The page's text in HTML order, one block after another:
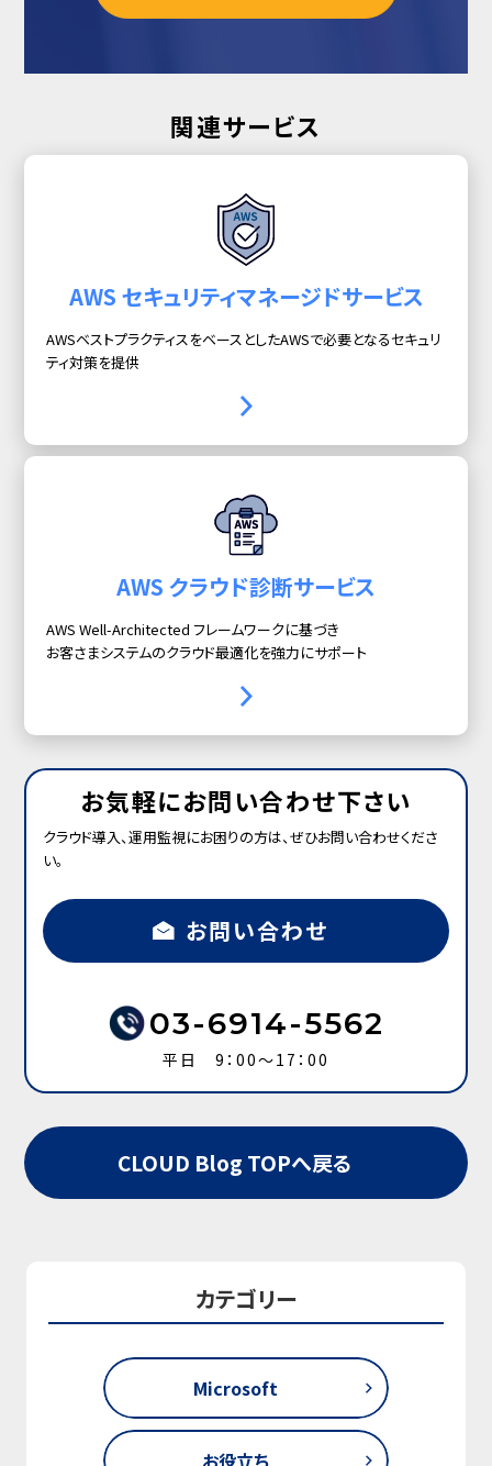
関連サービス
AWS セキュリティマネージドサービス
AWSベストプラクティスをベースとしたAWSで必要となるセキュリ
ティ対策を提供
AWS クラウド診断サービス
AWS Well-Architected フレームワークに基づき
お客さまシステムのクラウド最適化を強力にサポート
お気軽にお問い合わせ下さい
クラウド導入、運用監視にお困りの方は、ぜひお問い合わせくださ
い。
お問い合わせ
03-6914-5562
平日 9：00～17：00
CLOUD Blog TOPへ戻る
カテゴリー
Microsoft
お役立ち